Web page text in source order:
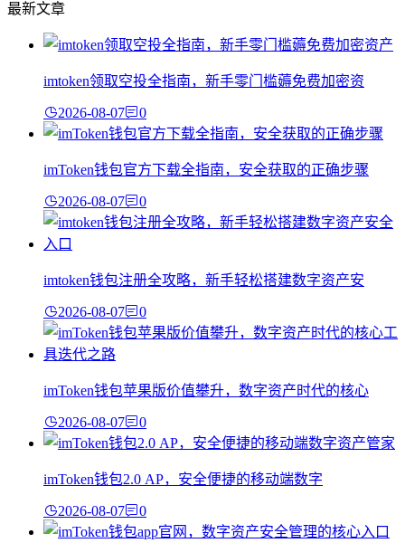
最新文章
imtoken领取空投全指南，新手零门槛薅免费加密资
2026-08-07 0
imToken钱包官方下载全指南，安全获取的正确步骤
2026-08-07 0
imtoken钱包注册全攻略，新手轻松搭建数字资产安
2026-08-07 0
imToken钱包苹果版价值攀升，数字资产时代的核心
2026-08-07 0
imToken钱包2.0 AP，安全便捷的移动端数字
2026-08-07 0